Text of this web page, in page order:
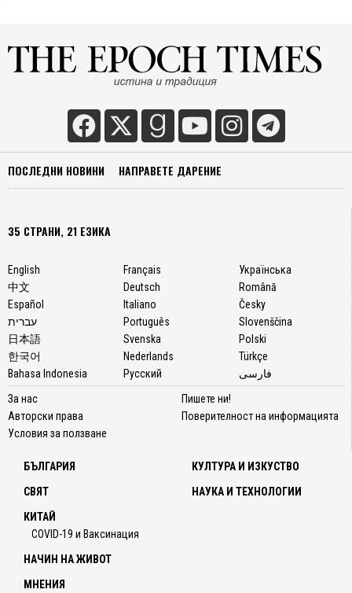
ПОСЛЕДНИ НОВИНИ НАПРАВЕТЕ ДАРЕНИЕ
35 СТРАНИ, 21 ЕЗИКА
English
中文
Español
עברית
日本語
한국어
Bahasa Indonesia
Français
Deutsch
Italiano
Português
Svenska
Nederlands
Русский
Українська
Română
Česky
Slovenščina
Polski
Türkçe
فارسی
За нас
Авторски права
Условия за ползване
Пишете ни!
Поверителност на информацията
БЪЛГАРИЯ
СВЯТ
КИТАЙ
COVID-19 и Ваксинация
КУЛТУРА И ИЗКУСТВО
НАУКА И ТЕХНОЛОГИИ
НАЧИН НА ЖИВОТ
МНЕНИЯ